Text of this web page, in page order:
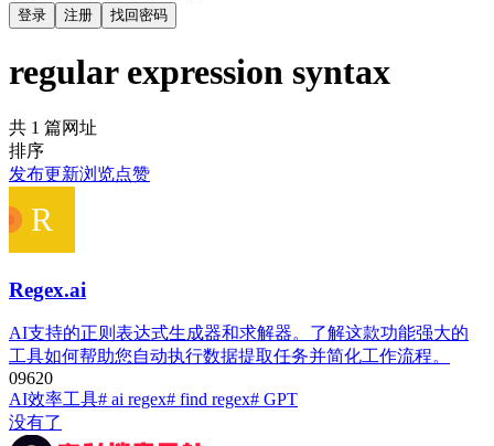
登录 注册 找回密码
regular expression syntax
共 1 篇网址
排序
发布更新浏览点赞
Regex.ai
AI支持的正则表达式生成器和求解器。了解这款功能强大的
工具如何帮助您自动执行数据提取任务并简化工作流程。
09620
AI效率工具# ai regex# find regex# GPT
没有了